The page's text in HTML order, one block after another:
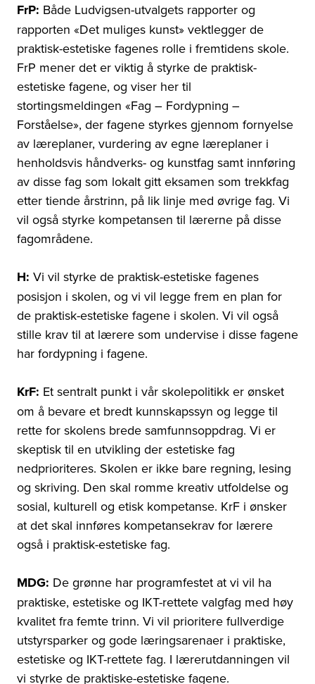
FrP: Både Ludvigsen-utvalgets rapporter og
rapporten «Det muliges kunst» vektlegger de
praktisk-estetiske fagenes rolle i fremtidens skole.
FrP mener det er viktig å styrke de praktisk-
estetiske fagene, og viser her til
stortingsmeldingen «Fag – Fordypning –
Forståelse», der fagene styrkes gjennom fornyelse
av læreplaner, vurdering av egne læreplaner i
henholdsvis håndverks- og kunstfag samt innføring
av disse fag som lokalt gitt eksamen som trekkfag
etter tiende årstrinn, på lik linje med øvrige fag. Vi
vil også styrke kompetansen til lærerne på disse
fagområdene.
H: Vi vil styrke de praktisk-estetiske fagenes
posisjon i skolen, og vi vil legge frem en plan for
de praktisk-estetiske fagene i skolen. Vi vil også
stille krav til at lærere som undervise i disse fagene
har fordypning i fagene.
KrF: Et sentralt punkt i vår skolepolitikk er ønsket
om å bevare et bredt kunnskapssyn og legge til
rette for skolens brede samfunnsoppdrag. Vi er
skeptisk til en utvikling der estetiske fag
nedprioriteres. Skolen er ikke bare regning, lesing
og skriving. Den skal romme kreativ utfoldelse og
sosial, kulturell og etisk kompetanse. KrF i ønsker
at det skal innføres kompetansekrav for lærere
også i praktisk-estetiske fag.
MDG: De grønne har programfestet at vi vil ha
praktiske, estetiske og IKT-rettete valgfag med høy
kvalitet fra femte trinn. Vi vil prioritere fullverdige
utstyrsparker og gode læringsarenaer i praktiske,
estetiske og IKT-rettete fag. I lærerutdanningen vil
vi styrke de praktiske-estetiske fagene.